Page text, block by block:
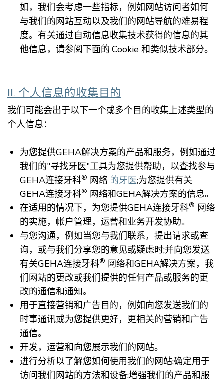
如，我们会考虑一些指标，例如网站访问者如何
与我们的网站互动以及我们的网站导航的难易程
度。有关通过自动信息收集技术获得的信息的其
他信息，请参阅下面的 Cookie 和类似技术部分。
II. 个人信息的收集目的
我们可能会出于以下一个或多个目的收集上述类型的
个人信息：
为您提供GEHA解决方案的产品和服务，例如通过
我们的"寻找牙医"工具为您提供帮助，以查找参与
GEHA连接牙科® 网络 的牙医;为您提供有关
GEHA连接牙科® 网络和GEHA解决方案的信息。
在适用的情况下，为您提供GEHA连接牙科® 网络
的实施，帐户管理，运营和业务开发协助。
与您沟通，例如当您与我们联系，提出请求或查
询，或与我们分享您的意见或疑虑时;并向您发送
有关GEHA连接牙科® 网络和GEHA解决方案，我
们网站的更改或我们提供的任何产品或服务的更
改的通信和通知。
用于直接营销和广告目的，例如向您发送我们的
时事通讯或为您提供更好，更相关的营销和广告
通信。
开发，运营和向您展示我们的网站。
进行分析以了解您如何使用我们的网站;确定用于
访问我们网站的方法和设备;增强我们的产品和服